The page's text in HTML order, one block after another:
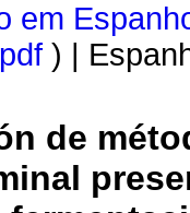
em
pdf ) |
de